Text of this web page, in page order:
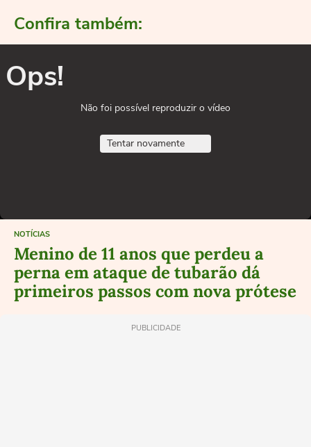
Confira também:
Ops!
Não foi possível reproduzir o vídeo
Tentar novamente
NOTÍCIAS
Menino de 11 anos que perdeu a
perna em ataque de tubarão dá
primeiros passos com nova prótese
PUBLICIDADE